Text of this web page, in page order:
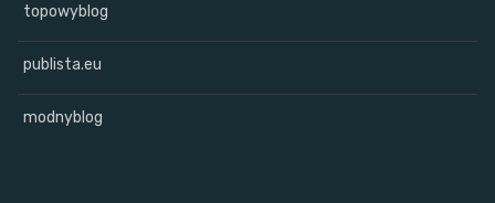
topowyblog
publista.eu
modnyblog